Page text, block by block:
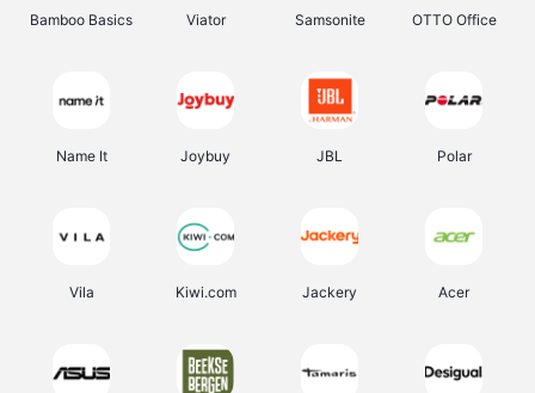
Bamboo Basics Viator Samsonite OTTO Office
Name It Joybuy JBL Polar
Vila Kiwi.com Jackery Acer